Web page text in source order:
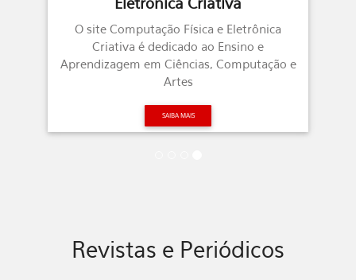
Canal no Youtube criado objetivo de
divulgar conhecimento acerca de diversos
temas das Ciências, em que o espectador
leigo é capaz de assimilar qualitativamente
o conteúdo.
SAIBA MAIS
Revistas e Periódicos